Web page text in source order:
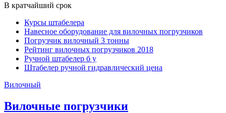
В кратчайший срок
Курсы штабелера
Навесное оборудование для вилочных погрузчиков
Погрузчик вилочный 3 тонны
Рейтинг вилочных погрузчиков 2018
Ручной штабелер б у
Штабелер ручной гидравлический цена
Вилочный
Вилочные погрузчики